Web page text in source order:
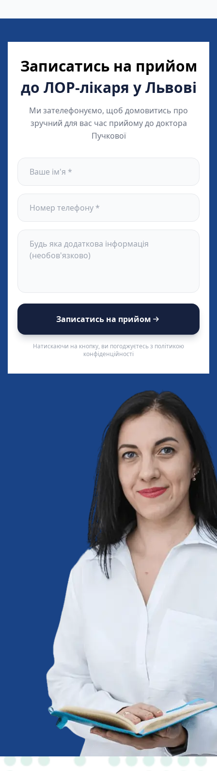
Записатись на прийом
до ЛОР-лікаря у Львові
Ми зателефонуємо, щоб домовитись про
зручний для вас час прийому до доктора
Пучкової
Записатись на прийом
Натискаючи на кнопку, ви погоджуєтесь з політикою
конфіденційності